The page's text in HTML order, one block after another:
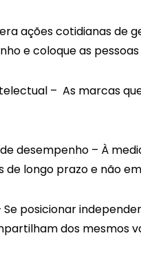
ações cotidianas de
e coloque as
– As marcas
desempenho – À
longo prazo e não
Se posicionar
dos mesmos